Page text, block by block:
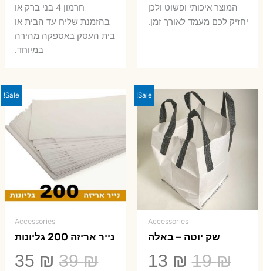
המוצר איכותי ופשוט ולכן
יחזיק לכם מעמד לאורך זמן.
חרמון 4 בני ברק או
בהזמנת שליח עד הבית או
בית העסק באספקה מהירה
במיוחד.
Sale!
Accessories
שק יוטה – באלה
19₪
המחיר
13 ₪
Sale!
Accessories
נייר אריזה 200 גליונות
39₪
המחיר
35 ₪